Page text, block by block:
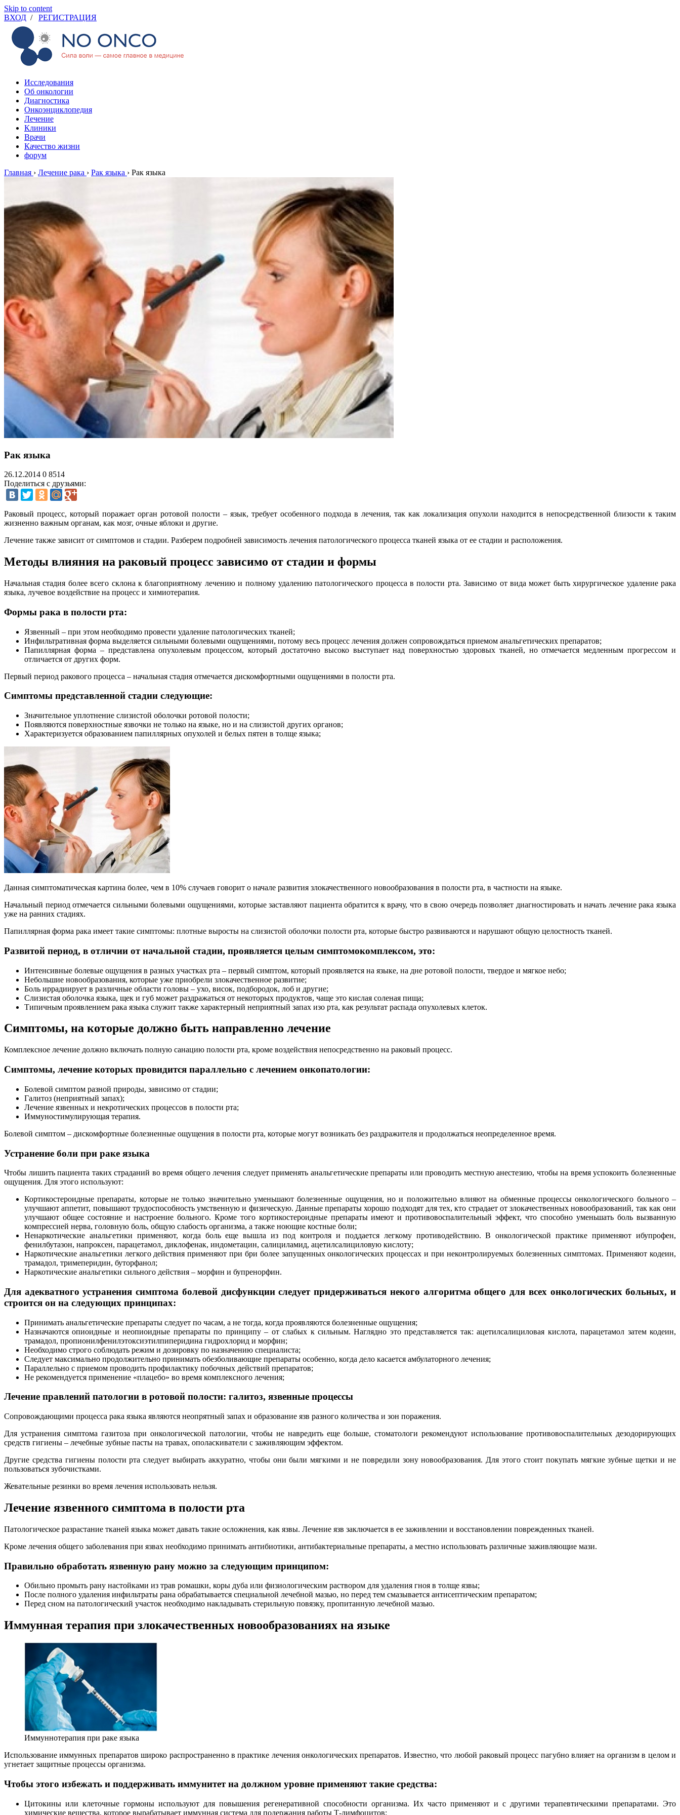
Skip to content
ВХОД / РЕГИСТРАЦИЯ
Исследования
Об онкологии
Диагностика
Онкоэнциклопедия
Лечение
Клиники
Врачи
Качество жизни
форум
Главная › Лечение рака › Рак языка › Рак языка
Рак языка
26.12.2014 0 8514
Поделиться с друзьями:
Раковый процесс, который поражает орган ротовой полости – язык, требует особенного подхода в лечения, так как локализация опухоли находится в непосредственной близости к таким
жизненно важным органам, как мозг, очные яблоки и другие.
Лечение также зависит от симптомов и стадии. Разберем подробней зависимость лечения патологического процесса тканей языка от ее стадии и расположения.
Методы влияния на раковый процесс зависимо от стадии и формы
Начальная стадия более всего склона к благоприятному лечению и полному удалению патологического процесса в полости рта. Зависимо от вида может быть хирургическое удаление рака
языка, лучевое воздействие на процесс и химиотерапия.
Формы рака в полости рта:
Язвенный – при этом необходимо провести удаление патологических тканей;
Инфильтративная форма выделяется сильными болевыми ощущениями, потому весь процесс лечения должен сопровождаться приемом анальгетических препаратов;
Папиллярная форма – представлена опухолевым процессом, который достаточно высоко выступает над поверхностью здоровых тканей, но отмечается медленным прогрессом и
отличается от других форм.
Первый период ракового процесса – начальная стадия отмечается дискомфортными ощущениями в полости рта.
Симптомы представленной стадии следующие:
Значительное уплотнение слизистой оболочки ротовой полости;
Появляются поверхностные язвочки не только на языке, но и на слизистой других органов;
Характеризуется образованием папиллярных опухолей и белых пятен в толще языка;
Данная симптоматическая картина более, чем в 10% случаев говорит о начале развития злокачественного новообразования в полости рта, в частности на языке.
Начальный период отмечается сильными болевыми ощущениями, которые заставляют пациента обратится к врачу, что в свою очередь позволяет диагностировать и начать лечение рака языка
уже на ранних стадиях.
Папиллярная форма рака имеет такие симптомы: плотные выросты на слизистой оболочки полости рта, которые быстро развиваются и нарушают общую целостность тканей.
Развитой период, в отличии от начальной стадии, проявляется целым симптомокомплексом, это:
Интенсивные болевые ощущения в разных участках рта – первый симптом, который проявляется на языке, на дне ротовой полости, твердое и мягкое небо;
Небольшие новообразования, которые уже приобрели злокачественное развитие;
Боль иррадиирует в различные области головы – ухо, висок, подбородок, лоб и другие;
Слизистая оболочка языка, щек и губ может раздражаться от некоторых продуктов, чаще это кислая соленая пища;
Типичным проявлением рака языка служит также характерный неприятный запах изо рта, как результат распада опухолевых клеток.
Симптомы, на которые должно быть направленно лечение
Комплексное лечение должно включать полную санацию полости рта, кроме воздействия непосредственно на раковый процесс.
Симптомы, лечение которых провидится параллельно с лечением онкопатологии:
Болевой симптом разной природы, зависимо от стадии;
Галитоз (неприятный запах);
Лечение язвенных и некротических процессов в полости рта;
Иммуностимулирующая терапия.
Болевой симптом – дискомфортные болезненные ощущения в полости рта, которые могут возникать без раздражителя и продолжаться неопределенное время.
Устранение боли при раке языка
Чтобы лишить пациента таких страданий во время общего лечения следует применять анальгетические препараты или проводить местную анестезию, чтобы на время успокоить болезненные
ощущения. Для этого используют:
Кортикостероидные препараты, которые не только значительно уменьшают болезненные ощущения, но и положительно влияют на обменные процессы онкологического больного –
улучшают аппетит, повышают трудоспособность умственную и физическую. Данные препараты хорошо подходят для тех, кто страдает от злокачественных новообразований, так как они
улучшают общее состояние и настроение больного. Кроме того кортикостероидные препараты имеют и противовоспалительный эффект, что способно уменьшать боль вызванную
компрессией нерва, головную боль, общую слабость организма, а также ноющие костные боли;
Ненаркотические анальгетики применяют, когда боль еще вышла из под контроля и поддается легкому противодействию. В онкологической практике применяют ибупрофен,
фенилбутазон, напроксен, парацетамол, диклофенак, индометацин, салициламид, ацетилсалициловую кислоту;
Наркотические анальгетики легкого действия применяют при бри более запущенных онкологических процессах и при неконтролируемых болезненных симптомах. Применяют кодеин,
трамадол, тримеперидин, буторфанол;
Наркотические анальгетики сильного действия – морфин и бупренорфин.
Для адекватного устранения симптома болевой дисфункции следует придерживаться некого алгоритма общего для всех онкологических больных, и
строится он на следующих принципах:
Принимать анальгетические препараты следует по часам, а не тогда, когда проявляются болезненные ощущения;
Назначаются опиоидные и неопиоидные препараты по принципу – от слабых к сильным. Наглядно это представляется так: ацетилсалициловая кислота, парацетамол затем кодеин,
трамадол, пропионилфенилэтоксиэтилпиперидина гидрохлорид и морфин;
Необходимо строго соблюдать режим и дозировку по назначению специалиста;
Следует максимально продолжительно принимать обезболивающие препараты особенно, когда дело касается амбулаторного лечения;
Параллельно с приемом проводить профилактику побочных действий препаратов;
Не рекомендуется применение «плацебо» во время комплексного лечения;
Лечение правлений патологии в ротовой полости: галитоз, язвенные процессы
Сопровождающими процесса рака языка являются неопрятный запах и образование язв разного количества и зон поражения.
Для устранения симптома газитоза при онкологической патологии, чтобы не навредить еще больше, стоматологи рекомендуют использование противовоспалительных дезодорирующих
средств гигиены – лечебные зубные пасты на травах, ополаскиватели с заживляющим эффектом.
Другие средства гигиены полости рта следует выбирать аккуратно, чтобы они были мягкими и не повредили зону новообразования. Для этого стоит покупать мягкие зубные щетки и не
пользоваться зубочистками.
Жевательные резинки во время лечения использовать нельзя.
Лечение язвенного симптома в полости рта
Патологическое разрастание тканей языка может давать такие осложнения, как язвы. Лечение язв заключается в ее заживлении и восстановлении поврежденных тканей.
Кроме лечения общего заболевания при язвах необходимо принимать антибиотики, антибактериальные препараты, а местно использовать различные заживляющие мази.
Правильно обработать язвенную рану можно за следующим принципом:
Обильно промыть рану настойками из трав ромашки, коры дуба или физиологическим раствором для удаления гноя в толще язвы;
После полного удаления инфильтраты рана обрабатывается специальной лечебной мазью, но перед тем смазывается антисептическим препаратом;
Перед сном на патологический участок необходимо накладывать стерильную повязку, пропитанную лечебной мазью.
Иммунная терапия при злокачественных новообразованиях на языке
Иммуннотерапия при раке языка
Использование иммунных препаратов широко распространенно в практике лечения онкологических препаратов. Известно, что любой раковый процесс пагубно влияет на организм в целом и
угнетает защитные процессы организма.
Чтобы этого избежать и поддерживать иммунитет на должном уровне применяют такие средства:
Цитокины или клеточные гормоны используют для повышения регенеративной способности организма. Их часто применяют и с другими терапевтическими препаратами. Это
химические вещества, которое вырабатывает иммунная система для подержания работы Т-лимфоцитов;